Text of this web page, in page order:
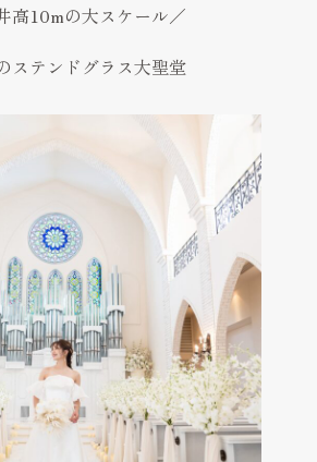
高10mの大スケール／
ステンドグラス大聖堂